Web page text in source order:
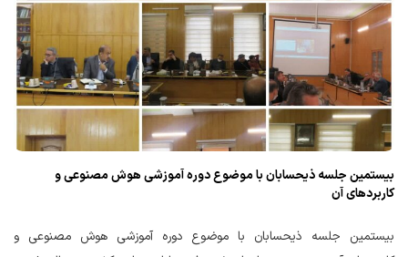
بیستمین جلسه ذیحسابان با موضوع دوره آموزشی هوش مصنوعی و
کاربردهای آن
بیستمین جلسه ذیحسابان با موضوع دوره آموزشی هوش مصنوعی و